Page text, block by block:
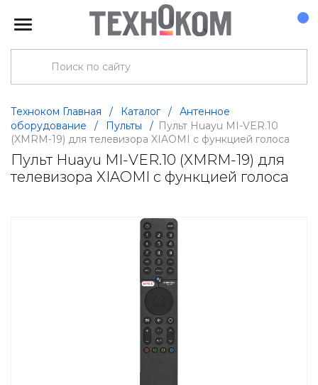
Техноком Главная / Каталог /
Антенное
оборудование
/ Пульты / Пульт Huayu MI-VER.10
(XMRM-19) для телевизора XIAOMI с функцией голоса
Пульт Huayu MI-VER.10 (XMRM-19) для
телевизора XIAOMI с функцией голоса